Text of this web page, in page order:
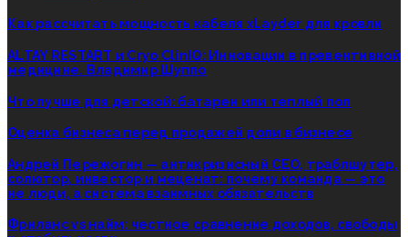
Как рассчитать мощность кабеля xLayder для кровли
ALTAY RESTART и Cryo ClinIQ: Инновации в превентивной
медицине. Владимир Шуппо
Что лучше для детской: батареи или теплый пол
Оценка бизнеса перед продажей доли в бизнесе
Андрей Пережогин — антикризисный CEO, траблшутер,
солютор, инвестор и меценат: почему команда — это
не люди, а система взаимных обязательств
Фриланс vs найм: честное сравнение доходов, свободы